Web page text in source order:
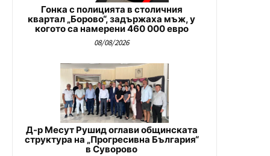
Гонка с полицията в столичния
квартал „Борово“, задържаха мъж, у
когото са намерени 460 000 евро
08/08/2026
Д-р Месут Рушид оглави общинската
структура на „Прогресивна България“
в Суворово